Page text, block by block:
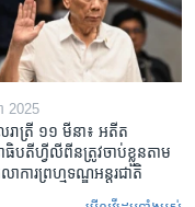
2025
រាត្រី ១១ មីនា៖ អតីត​
ធិបតីហ្វីលីពីន​ត្រូវ​ចាប់ខ្លួនតាម
ាការ​ព្រហ្មទណ្ឌ​អន្តរជាតិ